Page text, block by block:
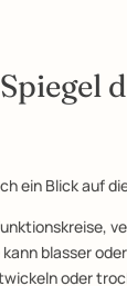
ein Blick auf
blasser
oder